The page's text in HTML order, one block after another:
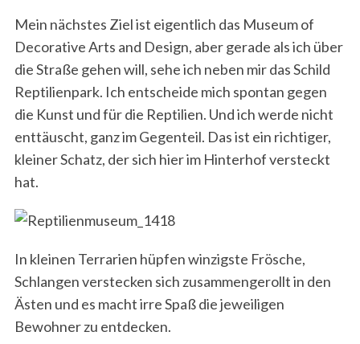
Mein nächstes Ziel ist eigentlich das Museum of
Decorative Arts and Design, aber gerade als ich über
die Straße gehen will, sehe ich neben mir das Schild
Reptilienpark. Ich entscheide mich spontan gegen
die Kunst und für die Reptilien. Und ich werde nicht
enttäuscht, ganz im Gegenteil. Das ist ein richtiger,
kleiner Schatz, der sich hier im Hinterhof versteckt
hat.
In kleinen Terrarien hüpfen winzigste Frösche,
Schlangen verstecken sich zusammengerollt in den
Ästen und es macht irre Spaß die jeweiligen
Bewohner zu entdecken.